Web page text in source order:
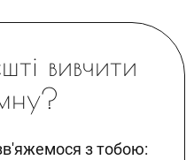
вивчити
з тобою: